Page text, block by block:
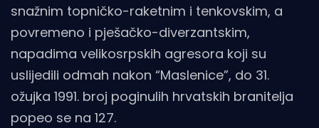
snažnim topničko-raketnim i tenkovskim, a
povremeno i pješačko-diverzantskim,
napadima velikosrpskih agresora koji su
uslijedili odmah nakon “Maslenice”, do 31.
ožujka 1991. broj poginulih hrvatskih branitelja
popeo se na 127.